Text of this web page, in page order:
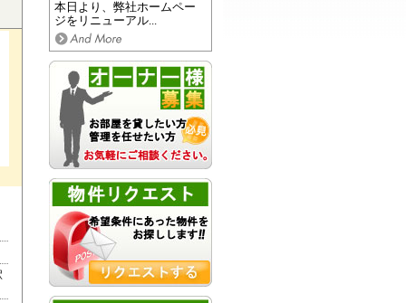
本日より、弊社ホームペー
ジをリニューアル...